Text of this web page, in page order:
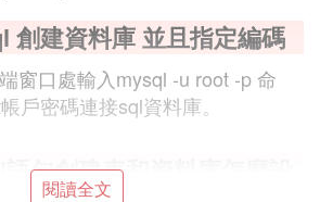
創建資料庫 並且指定編碼
窗口處輸入mysql -u root -p 命
戶密碼連接sql資料庫。
句創建表和資料庫怎麼設
閱讀全文